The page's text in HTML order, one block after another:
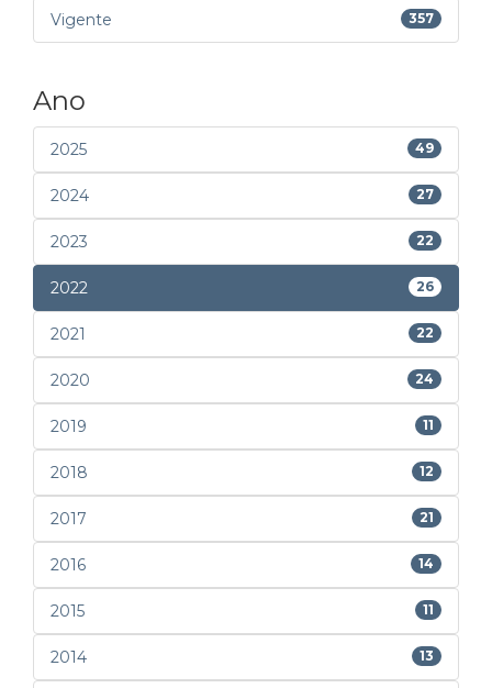
Vigente 357
Ano
2025 49
2024 27
2023 22
2022 26
2021 22
2020 24
2019 11
2018 12
2017 21
2016 14
2015 11
2014 13